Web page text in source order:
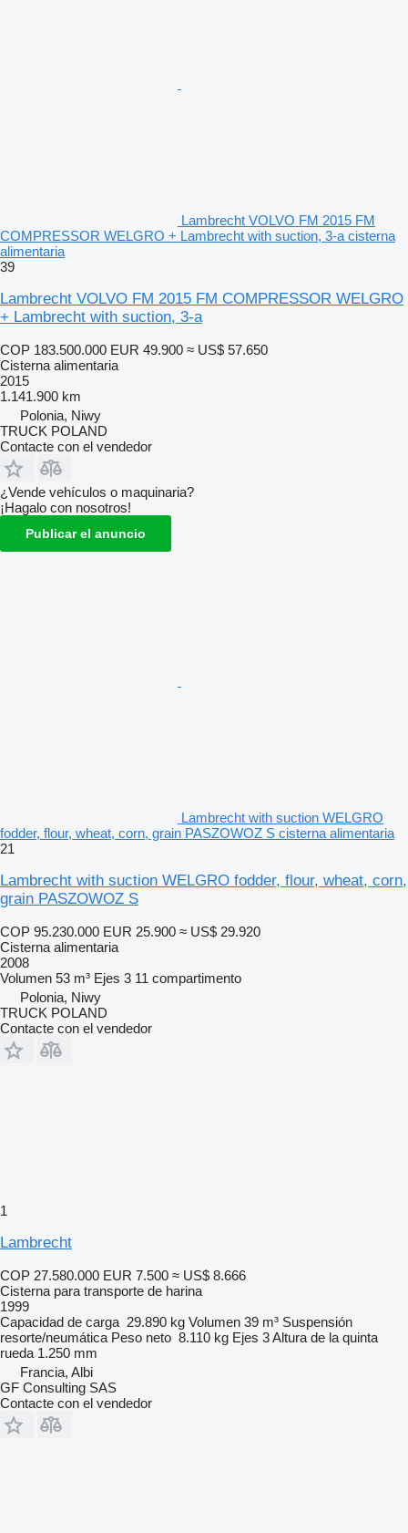
Lambrecht VOLVO FM 2015 FM
COMPRESSOR WELGRO + Lambrecht with suction, 3-a cisterna
alimentaria
39
Lambrecht VOLVO FM 2015 FM COMPRESSOR WELGRO
+ Lambrecht with suction, 3-a
COP 183.500.000 EUR 49.900 ≈ US$ 57.650
Cisterna alimentaria
2015
1.141.900 km
Polonia, Niwy
TRUCK POLAND
Contacte con el vendedor
¿Vende vehículos o maquinaria?
¡Hagalo con nosotros!
Publicar el anuncio
Lambrecht with suction WELGRO
fodder, flour, wheat, corn, grain PASZOWOZ S cisterna alimentaria
21
Lambrecht with suction WELGRO fodder, flour, wheat, corn,
grain PASZOWOZ S
COP 95.230.000 EUR 25.900 ≈ US$ 29.920
Cisterna alimentaria
2008
Volumen 53 m³ Ejes 3 11 compartimento
Polonia, Niwy
TRUCK POLAND
Contacte con el vendedor
1
Lambrecht
COP 27.580.000 EUR 7.500 ≈ US$ 8.666
Cisterna para transporte de harina
1999
Capacidad de carga 29.890 kg Volumen 39 m³ Suspensión
resorte/neumática Peso neto 8.110 kg Ejes 3Altura de la quinta
rueda 1.250 mm
Francia, Albi
GF Consulting SAS
Contacte con el vendedor